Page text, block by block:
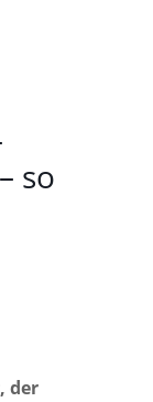
so
der